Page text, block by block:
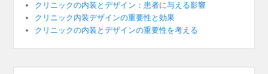
クリニックの内装とデザイン：患者に与える影響
クリニック内装デザインの重要性と効果
クリニックの内装とデザインの重要性を考える